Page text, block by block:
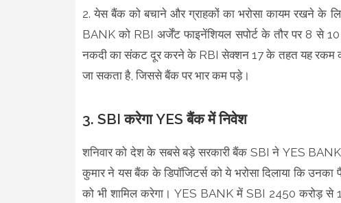
2. येस बैंक को बचाने और ग्राहकों का भरोसा कायम रखने के
BANK को RBI अर्जेंट फाइनेंशियल सपोर्ट के तौर पर 8 से
नकदी का संकट दूर करने के RBI सेक्शन 17 के तहत यह रकम
जा सकता है, जिससे बैंक पर भार कम पड़े।
3. SBI करेगा YES बैंक में निवेश
शनिवार को देश के सबसे बड़े सरकारी बैंक SBI ने YES
कुमार ने यस बैंक के डिपॉजिटर्स को ये भरोसा दिलाया कि
को भी शामिल करेगा। YES BANK में SBI 2450 करोड़ से